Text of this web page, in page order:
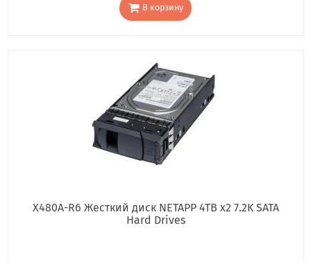
В корзину
X480A-R6 Жесткий диск NETAPP 4TB x2 7.2K SATA
Hard Drives